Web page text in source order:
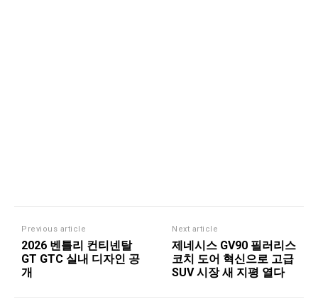
Previous article
2026 벤틀리 컨티넨탈
GT GTC 실내 디자인 공
개
Next article
제네시스 GV90 필러리스
코치 도어 혁신으로 고급
SUV 시장 새 지평 열다